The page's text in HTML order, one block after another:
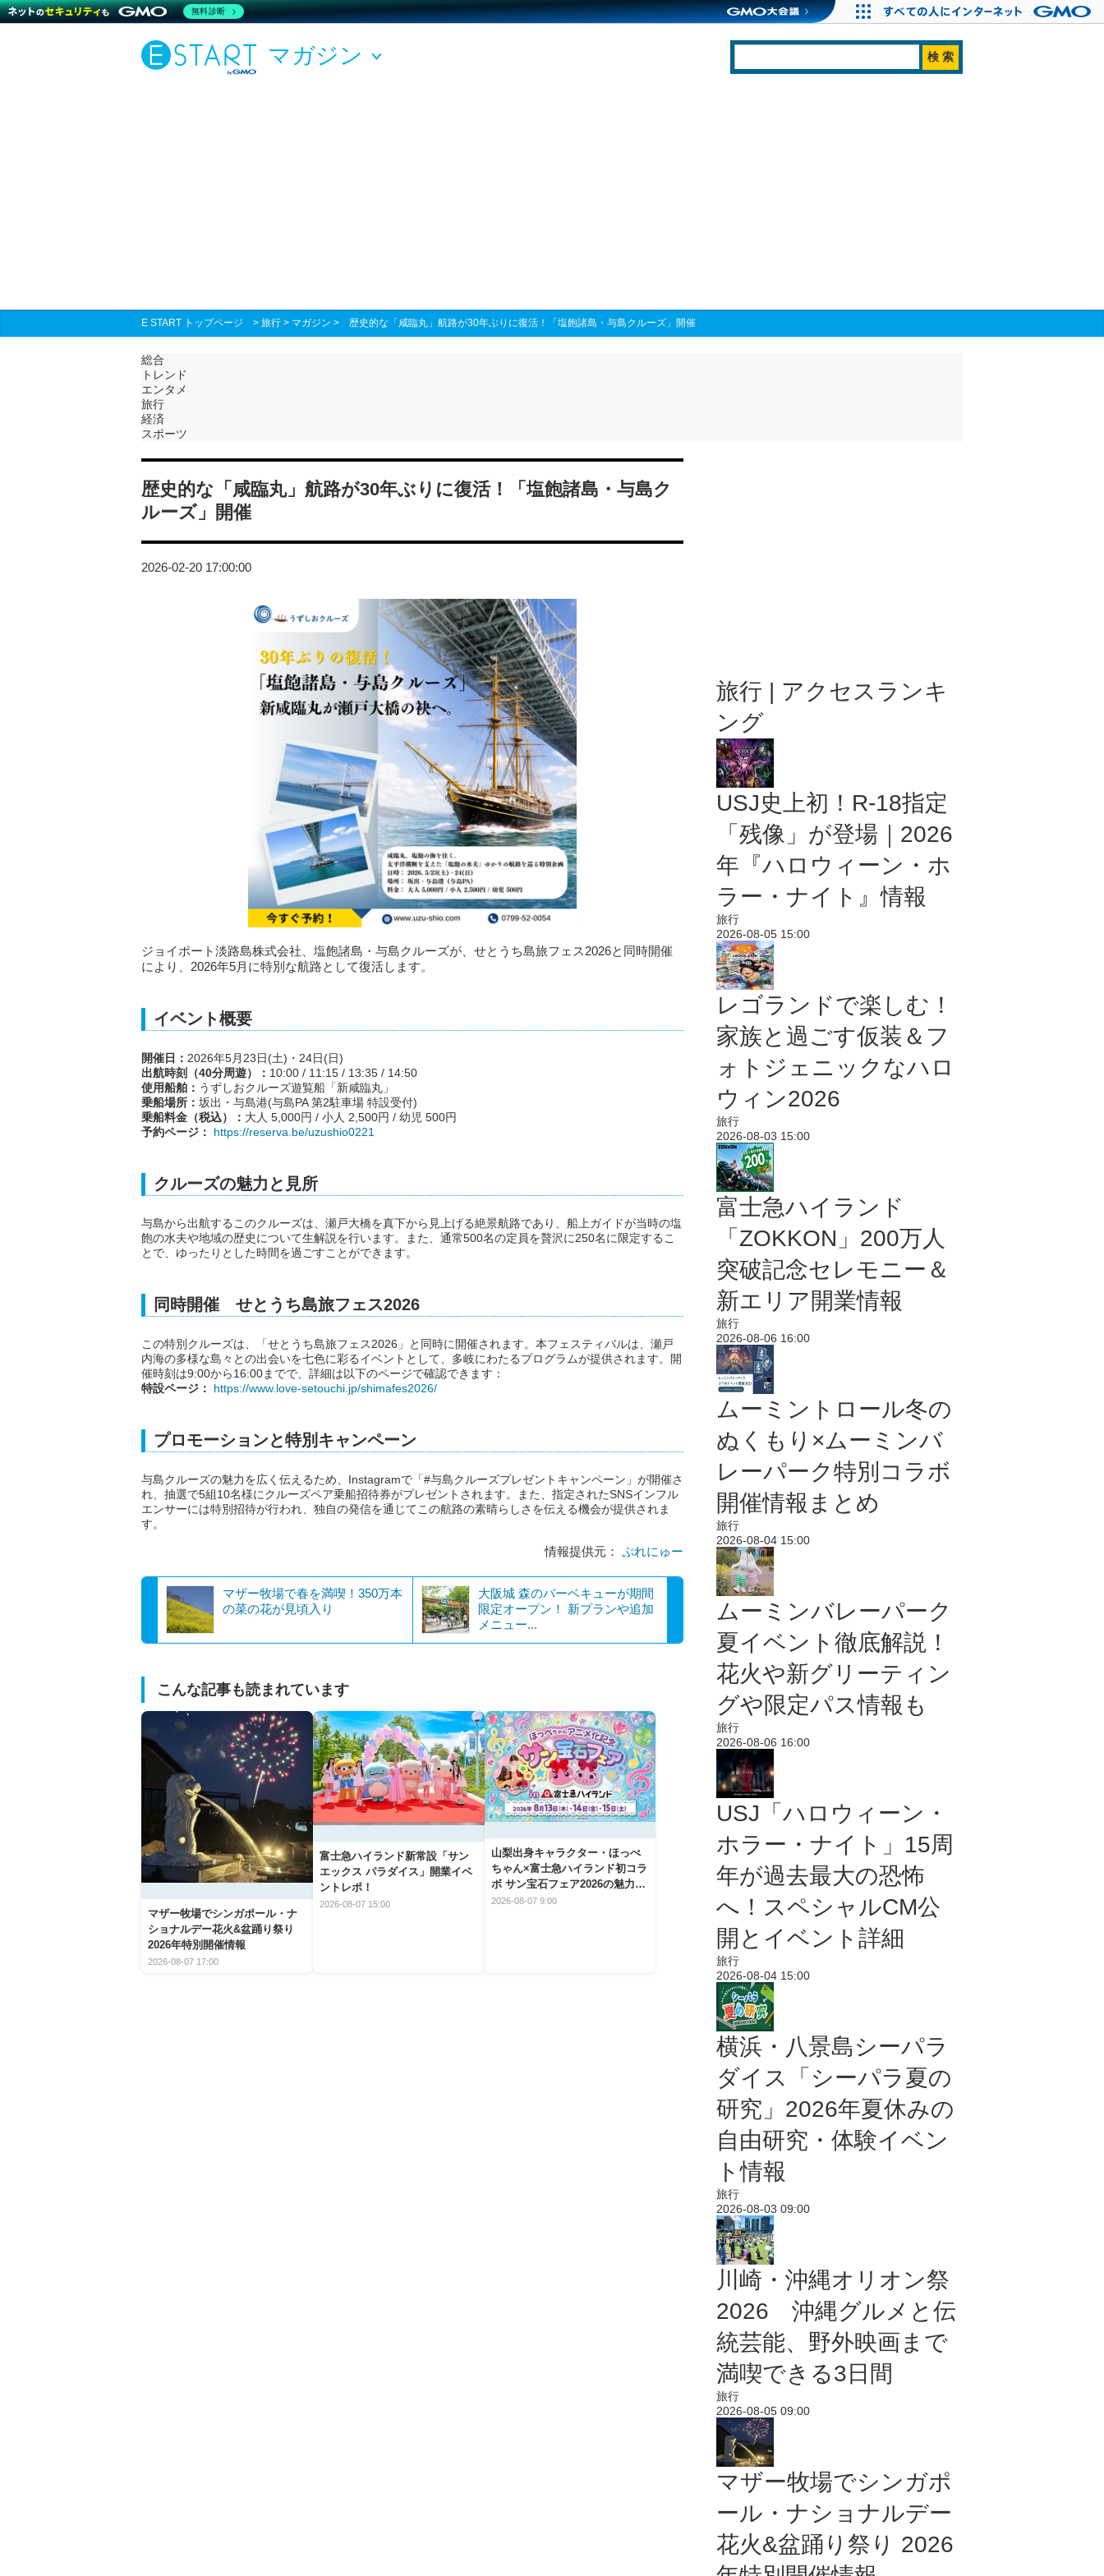
マガジン
E START トップページ > 旅行 > マガジン > 歴史的な「咸臨丸」航路が30年ぶりに復活！「塩飽諸島・与島クルーズ」開催
総合
トレンド
エンタメ
旅行
経済
スポーツ
歴史的な「咸臨丸」航路が30年ぶりに復活！「塩飽諸島・与島ク
ルーズ」開催
2026-02-20 17:00:00
ジョイポート淡路島株式会社、塩飽諸島・与島クルーズが、せとうち島旅フェス2026と同時開催
により、2026年5月に特別な航路として復活します。
イベント概要
開催日： 2026年5月23日(土)・24日(日)
出航時刻（40分周遊）： 10:00 / 11:15 / 13:35 / 14:50
使用船舶： うずしおクルーズ遊覧船「新咸臨丸」
乗船場所： 坂出・与島港(与島PA 第2駐車場 特設受付)
乗船料金（税込）： 大人 5,000円 / 小人 2,500円 / 幼児 500円
予約ページ：
https://reserva.be/uzushio0221
クルーズの魅力と見所
与島から出航するこのクルーズは、瀬戸大橋を真下から見上げる絶景航路であり、船上ガイドが当時の塩
飽の水夫や地域の歴史について生解説を行います。また、通常500名の定員を贅沢に250名に限定するこ
とで、ゆったりとした時間を過ごすことができます。
同時開催 せとうち島旅フェス2026
この特別クルーズは、「せとうち島旅フェス2026」と同時に開催されます。本フェスティバルは、瀬戸
内海の多様な島々との出会いを七色に彩るイベントとして、多岐にわたるプログラムが提供されます。開
催時刻は9:00から16:00までで、詳細は以下のページで確認できます：
特設ページ：
https://www.love-setouchi.jp/shimafes2026/
プロモーションと特別キャンペーン
与島クルーズの魅力を広く伝えるため、Instagramで「#与島クルーズプレゼントキャンペーン」が開催さ
れ、抽選で5組10名様にクルーズペア乗船招待券がプレゼントされます。また、指定されたSNSインフル
エンサーには特別招待が行われ、独自の発信を通じてこの航路の素晴らしさを伝える機会が提供されま
す。
情報提供元： ぷれにゅー
マザー牧場で春を満喫！350万本
の菜の花が見頃入り
大阪城 森のバーベキューが期間
限定オープン！ 新プランや追加
メニュー...
こんな記事も読まれています
マザー牧場でシンガポール・ナ
ショナルデー花火&盆踊り祭り
2026年特別開催情報
2026-08-07 17:00
富士急ハイランド新常設「サン
エックス パラダイス」開業イベ
ントレポ！
2026-08-07 15:00
山梨出身キャラクター・ほっぺ
ちゃん×富士急ハイランド初コラ
ボ サン宝石フェア2026の魅力と
楽しみ方
2026-08-07 9:00
旅行 | アクセスランキ
ング
USJ史上初！R-18指定
「残像」が登場｜2026
年『ハロウィーン・ホ
ラー・ナイト』情報
旅行
2026-08-05 15:00
レゴランドで楽しむ！
家族と過ごす仮装＆フ
ォトジェニックなハロ
ウィン2026
旅行
2026-08-03 15:00
富士急ハイランド
「ZOKKON」200万人
突破記念セレモニー＆
新エリア開業情報
旅行
2026-08-06 16:00
ムーミントロール冬の
ぬくもり×ムーミンバ
レーパーク特別コラボ
開催情報まとめ
旅行
2026-08-04 15:00
ムーミンバレーパーク
夏イベント徹底解説！
花火や新グリーティン
グや限定パス情報も
旅行
2026-08-06 16:00
USJ「ハロウィーン・
ホラー・ナイト」15周
年が過去最大の恐怖
へ！スペシャルCM公
開とイベント詳細
旅行
2026-08-04 15:00
横浜・八景島シーパラ
ダイス「シーパラ夏の
研究」2026年夏休みの
自由研究・体験イベン
ト情報
旅行
2026-08-03 09:00
川崎・沖縄オリオン祭
2026 沖縄グルメと伝
統芸能、野外映画まで
満喫できる3日間
旅行
2026-08-05 09:00
マザー牧場でシンガポ
ール・ナショナルデー
花火&盆踊り祭り 2026
無料診断